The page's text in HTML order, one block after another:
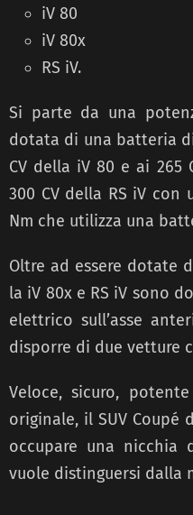
iV 80
iV 80x
RS iV.
Si parte da una
dotata di una batteria
CV della iV 80 e ai 265
300 CV della RS iV con
Nm che utilizza una
Oltre ad essere dotate
la iV 80x e RS iV sono
elettrico sull’asse
disporre di due vetture
Veloce, sicuro,
originale, il SUV Coupé
occupare una nicchia
vuole distinguersi dalla